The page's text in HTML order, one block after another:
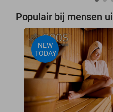
Populair bij mensen
NEW
TODAY